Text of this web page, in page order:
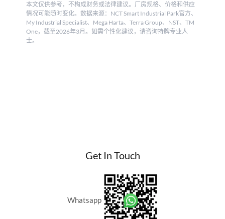
本文仅供参考，不构成财务或法律建议。厂房规格、价格和供应
情况可能随时变化。数据来源：NCT Smart Industrial Park官方、
My Industrial Specialist、Mega Harta、Terra Group、NST、TM
One，截至2026年3月。如需个性化建议，请咨询持牌专业人
士。
Get In Touch
Whatsapp